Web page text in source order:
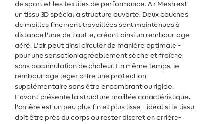
de sport et les textiles de performance. Air Mesh est
un tissu 3D spécial à structure ouverte. Deux couches
de mailles finement travaillées sont maintenues à
distance l'une de l'autre, créant ainsi un rembourrage
aéré. L'air peut ainsi circuler de manière optimale -
pour une sensation agréablement sèche et fraîche,
sans accumulation de chaleur. En même temps, le
rembourrage léger offre une protection
supplémentaire sans être encombrant ou rigide.
L'avant présente la structure maillée caractéristique,
l'arrière est un peu plus fin et plus lisse - idéal si le tissu
doit être près du corps ou rester discret en arrière-